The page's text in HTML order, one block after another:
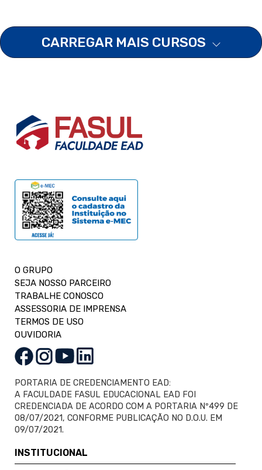
CARREGAR MAIS CURSOS
O GRUPO
SEJA NOSSO PARCEIRO
TRABALHE CONOSCO
ASSESSORIA DE IMPRENSA
TERMOS DE USO
OUVIDORIA
PORTARIA DE CREDENCIAMENTO EAD:
A FACULDADE FASUL EDUCACIONAL EAD FOI
CREDENCIADA DE ACORDO COM A PORTARIA Nº499 DE
08/07/2021, CONFORME PUBLICAÇÃO NO D.O.U. EM
09/07/2021.
INSTITUCIONAL